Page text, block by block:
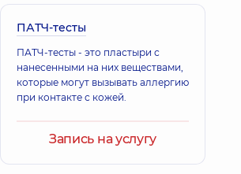
ПАТЧ-тесты
ПАТЧ-тесты - это пластыри с
нанесенными на них веществами,
которые могут вызывать аллергию
при контакте с кожей.
Запись на услугу